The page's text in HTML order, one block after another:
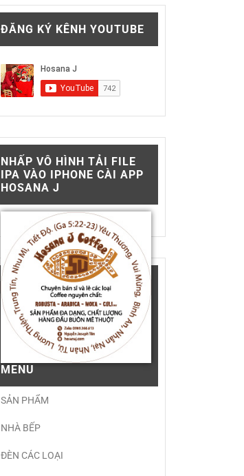
ĐĂNG KÝ KÊNH YOUTUBE
NHẤP VÔ HÌNH TẢI FILE
IPA VÀO IPHONE CÀI APP
HOSANA J
MENU
SẢN PHẨM
NHÀ BẾP
ĐÈN CÁC LOẠI